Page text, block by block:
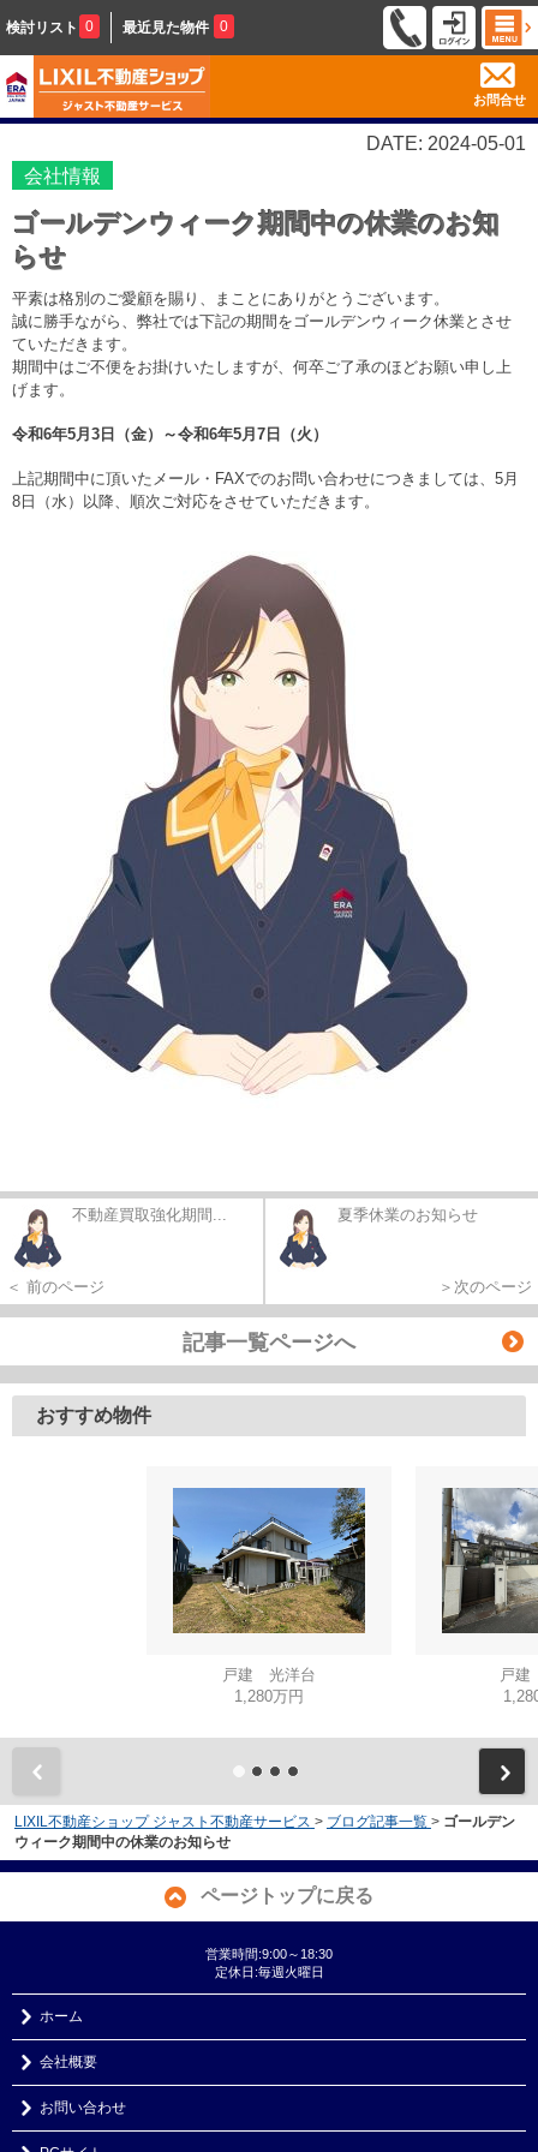
検討リスト 0 最近見た物件 0
お問合せ
DATE: 2024-05-01
会社情報
ゴールデンウィーク期間中の休業のお知
らせ
平素は格別のご愛顧を賜り、まことにありがとうございます。
誠に勝手ながら、弊社では下記の期間をゴールデンウィーク休業とさせ
ていただきます。
期間中はご不便をお掛けいたしますが、何卒ご了承のほどお願い申し上
げます。
令和6年5月3日（金）～令和6年5月7日（火）
上記期間中に頂いたメール・FAXでのお問い合わせにつきましては、5月
8日（水）以降、順次ご対応をさせていただきます。
不動産買取強化期間...
＜ 前のページ
夏季休業のお知らせ
＞次のページ
記事一覧ページへ
おすすめ物件
戸建 光洋台
1,280万円
戸
LIXIL不動産ショップ ジャスト不動産サービス > ブログ記事一覧 > ゴールデン
ウィーク期間中の休業のお知らせ
ページトップに戻る
営業時間:9:00～18:30
定休日:毎週火曜日
ホーム
会社概要
お問い合わせ